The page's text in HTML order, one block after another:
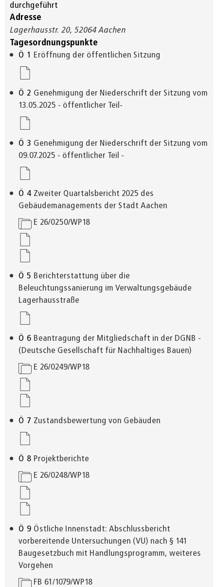
durchgeführt
Adresse
Lagerhausstr. 20, 52064 Aachen
Tagesordnungspunkte
Ö 1 Eröffnung der öffentlichen Sitzung
Ö 2 Genehmigung der Niederschrift der Sitzung vom
13.05.2025 - öffentlicher Teil-
Ö 3 Genehmigung der Niederschrift der Sitzung vom
09.07.2025 - öffentlicher Teil -
Ö 4 Zweiter Quartalsbericht 2025 des
Gebäudemanagements der Stadt Aachen
E 26/0250/WP18
Ö 5 Berichterstattung über die
Beleuchtungssanierung im Verwaltungsgebäude
Lagerhausstraße
Ö 6 Beantragung der Mitgliedschaft in der DGNB -
(Deutsche Gesellschaft für Nachhaltiges Bauen)
E 26/0249/WP18
Ö 7 Zustandsbewertung von Gebäuden
Ö 8 Projektberichte
E 26/0248/WP18
Ö 9 Östliche Innenstadt: Abschlussbericht
vorbereitende Untersuchungen (VU) nach § 141
Baugesetzbuch mit Handlungsprogramm, weiteres
Vorgehen
FB 61/1079/WP18